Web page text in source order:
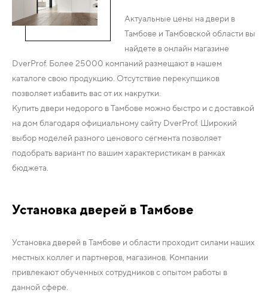
Актуальные цены на двери в
Тамбове и Тамбовской области вы
найдете в онлайн магазине
DverProf. Более 25000 компаний размещают в нашем
каталоге свою продукцию. Отсутствие перекупщиков
позволяет избавить вас от их накрутки.
Купить двери недорого в Тамбове можно быстро и с доставкой
на дом благодаря официальному сайту DverProf. Широкий
выбор моделей разного ценового сегмента позволяет
подобрать вариант по вашим характеристикам в рамках
бюджета.
Установка дверей в Тамбове
Установка дверей в Тамбове и области проходит силами наших
местных коллег и партнеров, магазинов. Компании
привлекают обученных сотрудников с опытом работы в
данной сфере.